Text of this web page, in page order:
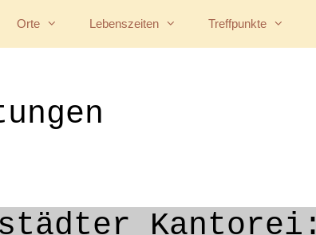
Orte Lebenszeiten Treffpunkte
Kantorei: